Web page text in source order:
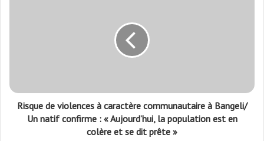
Risque de violences à caractère communautaire à Bangeli/
Un natif confirme : « Aujourd’hui, la population est en
colère et se dit prête »